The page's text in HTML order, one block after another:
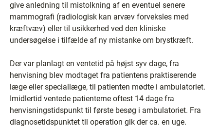
give anledning til mistolkning af en eventuel senere
mammografi (radiologisk kan arvæv forveksles med
kræftvæv) eller til usikkerhed ved den kliniske
undersøgelse i tilfælde af ny mistanke om brystkræft.
Der var planlagt en ventetid på højst syv dage, fra
henvisning blev modtaget fra patientens praktiserende
læge eller speciallæge, til patienten mødte i ambulatoriet.
Imidlertid ventede patienterne oftest 14 dage fra
henvisningstidspunkt til første besøg i ambulatoriet. Fra
diagnosetidspunktet til operation gik der ca. en uge.